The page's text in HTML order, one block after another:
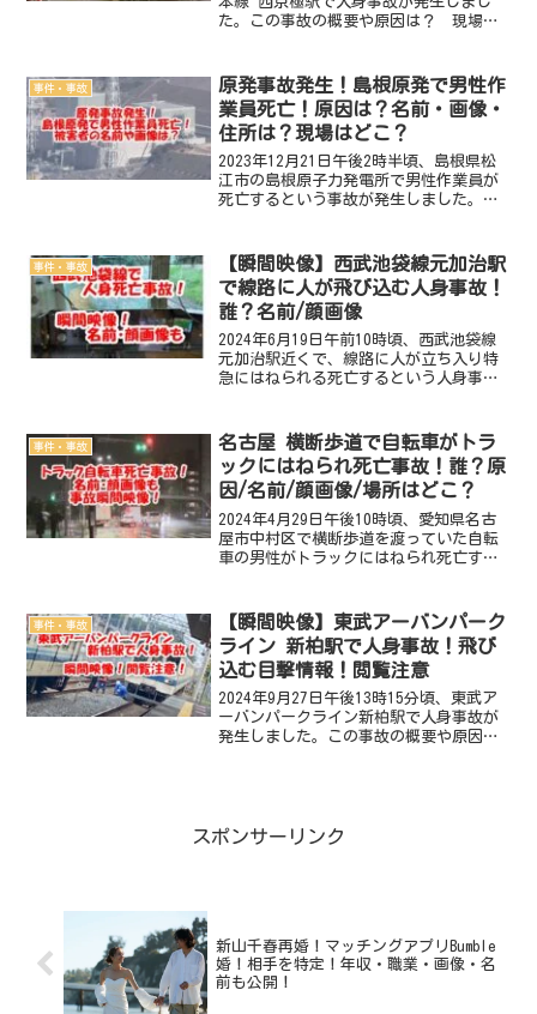
た。この事故の概要や原因は？ 現場の
徹底調査しました。2024年10月3日 阪
急京都本...
事件・事故
原発事故発生！島根原発で男性作
業員死亡！原因は？名前・画像・
住所は？現場はどこ？
2023年12月21日午後2時半頃、島根県松
江市の島根原子力発電所で男性作業員が
死亡するという事故が発生しました。こ
こ？徹底調査しました。2023年12月21
日 島根原...
事件・事故
【瞬間映像】西武池袋線元加治駅
で線路に人が飛び込む人身事故！
誰？名前/顔画像
2024年6月19日午前10時頃、西武池袋線
元加治駅近くで、線路に人が立ち入り特
急にはねられる死亡するという人身事故
は誰？名前や顔画像は？ 目撃多数！事
故の瞬間映像動画...
事件・事故
名古屋 横断歩道で自転車がトラ
ックにはねられ死亡事故！誰？原
因/名前/顔画像/場所はどこ？
2024年4月29日午後10時頃、愛知県名古
屋市中村区で横断歩道を渡っていた自転
車の男性がトラックにはねられ死亡する
死亡したのは誰？名前・顔画像・住所
は？ トラック運転...
事件・事故
【瞬間映像】東武アーバンパーク
ライン 新柏駅で人身事故！飛び
込む目撃情報！閲覧注意
2024年9月27日午後13時15分頃、東武ア
ーバンパークライン新柏駅で人身事故が
発生しました。この事故の概要や原因
スポンサーリンク
新山千春再婚！マッチングアプリBumble
婚！相手を特定！年収・職業・画像・名
前も公開！